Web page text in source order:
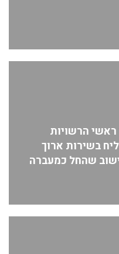
ראשי הרשויות
בשירות ארוך
שהחל כמעברה